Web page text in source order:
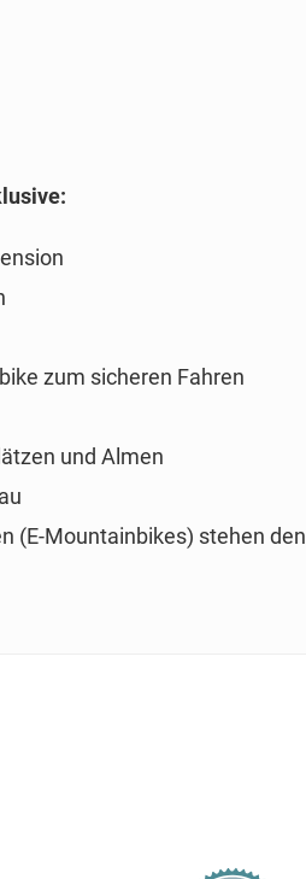
zum sicheren Fahren
und Almen
(E-Mountainbikes) stehen den